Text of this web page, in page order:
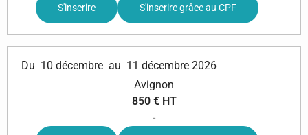
S'inscrire S'inscrire grâce au CPF
Du 10 décembre au 11 décembre 2026
Avignon
850 € HT
-